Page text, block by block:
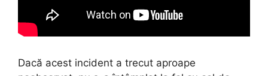
Dacă acest incident a trecut aproape